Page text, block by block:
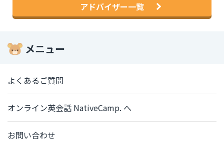
アドバイザー一覧
メニュー
よくあるご質問
オンライン英会話 NativeCamp. へ
お問い合わせ